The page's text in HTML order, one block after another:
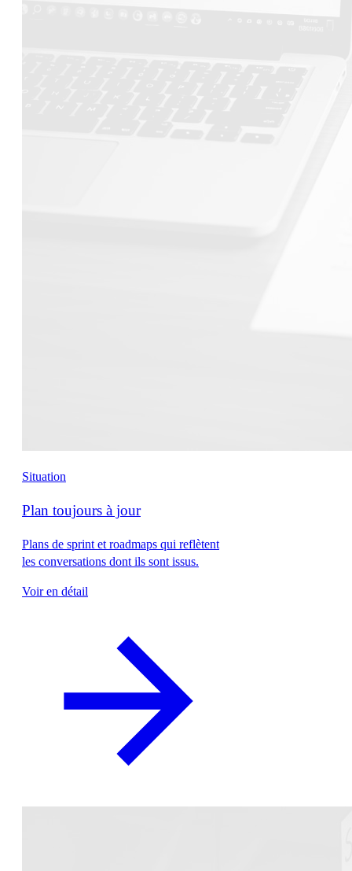
Situation
Plan toujours à jour
Plans de sprint et roadmaps qui reflètent
les conversations dont ils sont issus.
Voir en détail